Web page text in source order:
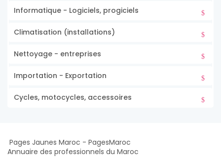
Informatique - Logiciels, progiciels
Climatisation (installations)
Nettoyage - entreprises
Importation - Exportation
Cycles, motocycles, accessoires
Pages Jaunes Maroc - PagesMaroc
Annuaire des professionnels du Maroc